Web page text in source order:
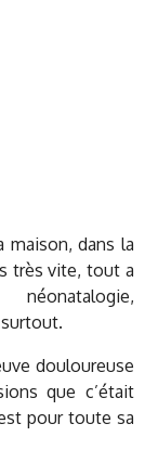
maison, dans la
très vite, tout a
douloureuse
que c’était
pour toute sa